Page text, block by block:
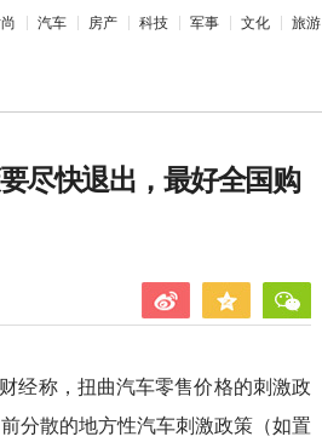
汽车 房产 科技 军事 文化 旅游
尽快退出，最好全国购
经称，扭曲汽车零售价格的刺激政
分散的地方性汽车刺激政策（如置